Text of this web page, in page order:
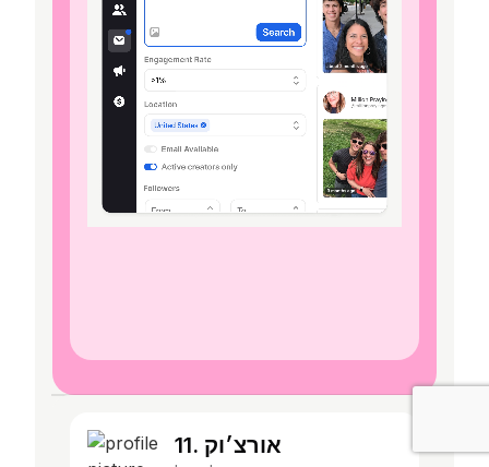
11. אורצ׳וק